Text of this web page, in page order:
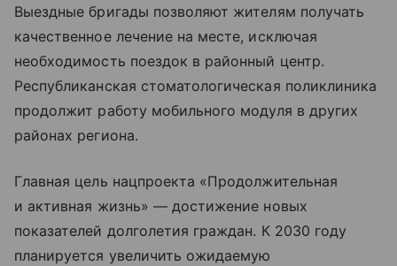
Выездные бригады позволяют жителям получать
качественное лечение на месте, исключая
необходимость поездок в районный центр.
Республиканская стоматологическая поликлиника
продолжит работу мобильного модуля в других
районах региона.
Главная цель нацпроекта «Продолжительная
и активная жизнь» — достижение новых
показателей долголетия граждан. К 2030 году
планируется увеличить ожидаемую